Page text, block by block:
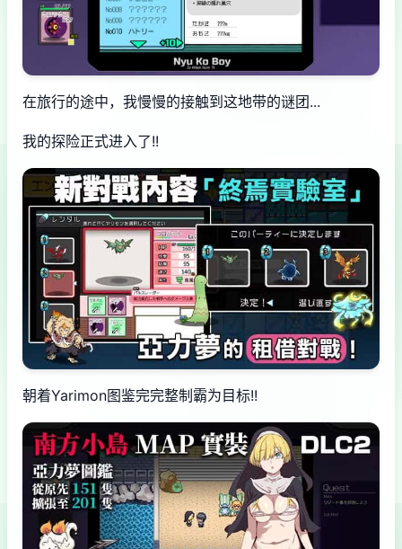
在旅行的途中，我慢慢的接触到这地带的谜团...
我的探险正式进入了!!
朝着Yarimon图鉴完完整制霸为目标!!